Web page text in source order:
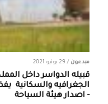
مبدعون / 29 يونيو 2021
قبيله الدواسر داخل
الجغرافيه والسكانية
- اصدار هيئة السياحة